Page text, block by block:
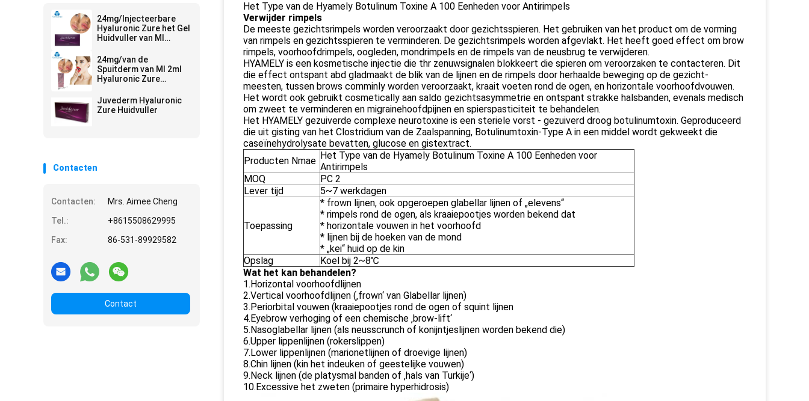
24mg/Injecteerbare
Hyaluronic Zure het Gel
Huidvuller van Ml
2*1ml
24mg/van de
Spuitderm van Ml 2ml
Hyaluronic Zure
Juvederm Hyaluronic
Zure Huidvuller
Contacten
Contacten:
Mrs. Aimee Cheng
Tel.:
+8615508629995
Fax:
86-531-89929582
Contact
Het Type van de Hyamely Botulinum Toxine A 100 Eenheden voor Antirimpels
Verwijder rimpels
De meeste gezichtsrimpels worden veroorzaakt door gezichtsspieren. Het gebruiken van het product om de vorming
van rimpels en gezichtsspieren te verminderen. De gezichtsrimpels worden afgevlakt. Het heeft goed effect om brow
rimpels, voorhoofdrimpels, oogleden, mondrimpels en de rimpels van de neusbrug te verwijderen.
HYAMELY is een kosmetische injectie die thr zenuwsignalen blokkeert die spieren om veroorzaken te contacteren. Dit
die effect ontspant abd gladmaakt de blik van de lijnen en de rimpels door herhaalde beweging op de gezicht-
meesten, tussen brows comminly worden veroorzaakt, kraait voeten rond de ogen, en horizontale voorhoofdvouwen.
Het wordt ook gebruikt cosmetically aan saldo gezichtsasymmetrie en ontspant strakke halsbanden, evenals medisch
om zweet te verminderen en migrainehoofdpijnen en spierspasticiteit te behandelen.
Het HYAMELY gezuiverde complexe neurotoxine is een steriele vorst - gezuiverd droog botulinumtoxin. Geproduceerd
die uit gisting van het Clostridium van de Zaalspanning, Botulinumtoxin-Type A in een middel wordt gekweekt die
caseïnehydrolysate bevatten, glucose en gistextract.
Producten Nmae Het Type van de Hyamely Botulinum Toxine A 100 Eenheden voor
Antirimpels
MOQ
PC 2
Lever tijd
5~7 werkdagen
Toepassing
* frown lijnen, ook opgeroepen glabellar lijnen of „elevens“
* rimpels rond de ogen, als kraaiepootjes worden bekend dat
* horizontale vouwen in het voorhoofd
* lijnen bij de hoeken van de mond
* „kei“ huid op de kin
Opslag
Koel bij 2~8℃
Wat het kan behandelen?
1.Horizontal voorhoofdlijnen
2.Vertical voorhoofdlijnen (‚frown‘ van Glabellar lijnen)
3.Periorbital vouwen (kraaiepootjes rond de ogen of squint lijnen
4.Eyebrow verhoging of een chemische ‚brow-lift‘
5.Nasoglabellar lijnen (als neusscrunch of konijntjeslijnen worden bekend die)
6.Upper lippenlijnen (rokerslippen)
7.Lower lippenlijnen (marionetlijnen of droevige lijnen)
8.Chin lijnen (kin het indeuken of geestelijke vouwen)
9.Neck lijnen (de platysmal banden of ‚hals van Turkije‘)
10.Excessive het zweten (primaire hyperhidrosis)